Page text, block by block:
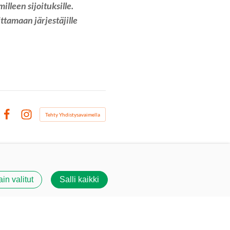
sijoituksille.
järjestäjille
Instagram
Tehty Yhdistysavaimella
valitut Salli kaikki